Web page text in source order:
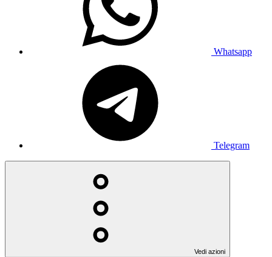
Whatsapp
Telegram
Vedi azioni